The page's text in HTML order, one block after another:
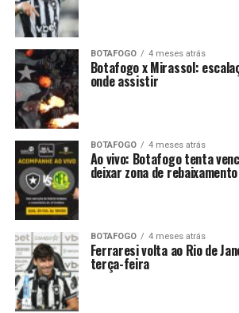
BOTAFOGO 4 meses atrás
Botafogo x Mirassol:
onde assistir
BOTAFOGO 4 meses atrás
Ao vivo: Botafogo tenta
deixar zona de rebaixamento
BOTAFOGO 4 meses atrás
Ferraresi volta ao Rio de
terça-feira